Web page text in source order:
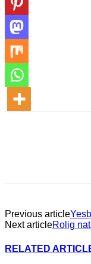
Previous article
Next articleRolig
RELATED